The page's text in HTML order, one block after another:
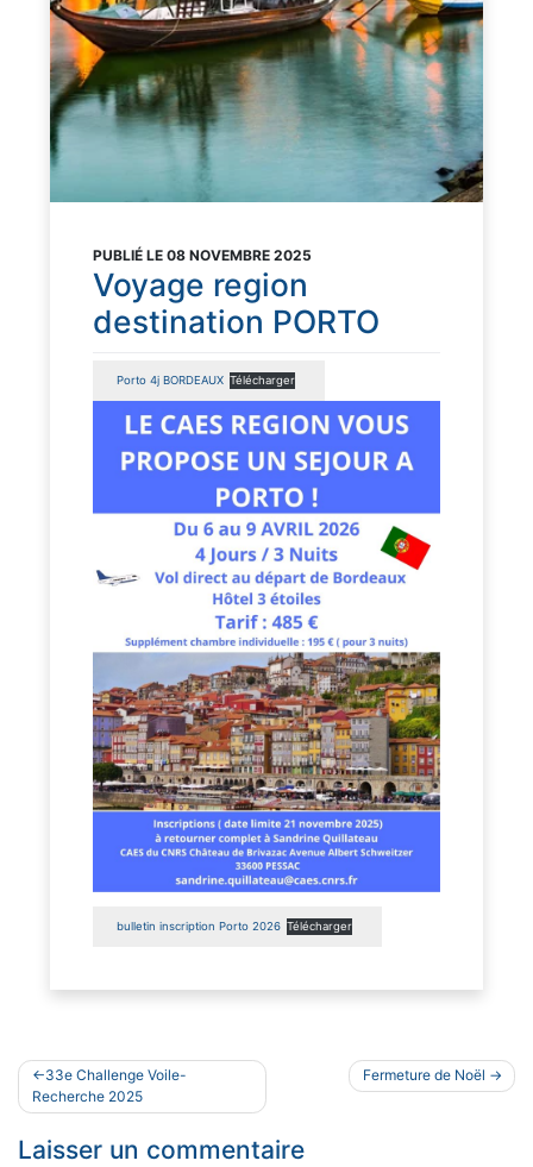
PUBLIÉ LE 08 NOVEMBRE 2025
Voyage region
destination PORTO
Porto 4j BORDEAUX Télécharger
bulletin inscription Porto 2026 Télécharger
Navigation
de
l’article
33e Challenge Voile-
Recherche 2025
Fermeture de Noël
Laisser un commentaire